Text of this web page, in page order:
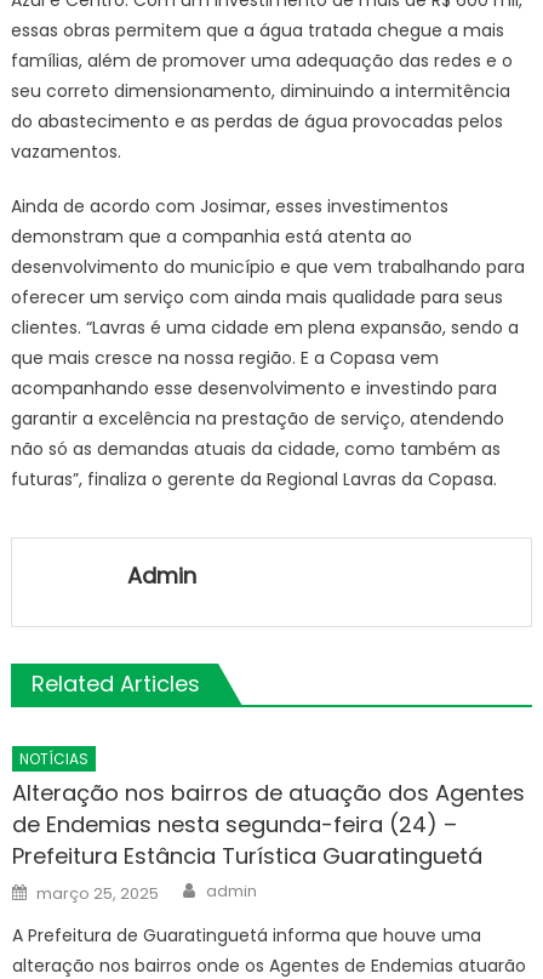
essas obras permitem que a água tratada chegue a mais
famílias, além de promover uma adequação das redes e o
seu correto dimensionamento, diminuindo a intermitência
do abastecimento e as perdas de água provocadas pelos
vazamentos.
Ainda de acordo com Josimar, esses investimentos
demonstram que a companhia está atenta ao
desenvolvimento do município e que vem trabalhando para
oferecer um serviço com ainda mais qualidade para seus
clientes. “Lavras é uma cidade em plena expansão, sendo a
que mais cresce na nossa região. E a Copasa vem
acompanhando esse desenvolvimento e investindo para
garantir a excelência na prestação de serviço, atendendo
não só as demandas atuais da cidade, como também as
futuras”, finaliza o gerente da Regional Lavras da Copasa.
Admin
Related Articles
NOTÍCIAS
Alteração nos bairros de atuação dos Agentes
de Endemias nesta segunda-feira (24) –
Prefeitura Estância Turística Guaratinguetá
Posted
on
março 25, 2025 Author
admin
A Prefeitura de Guaratinguetá informa que houve uma
alteração nos bairros onde os Agentes de Endemias atuarão